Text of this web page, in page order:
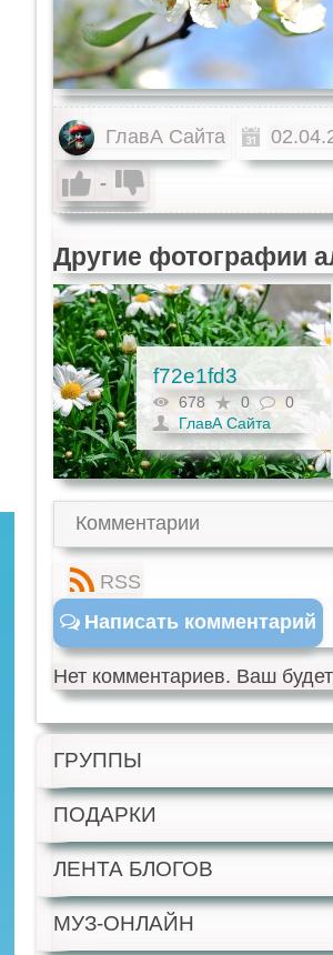
ГлавА Сайта
-
Другие фотографии
f72e1fd3
678 0
0
ГлавА Сайта
RSS
Написать комментарий
Нет комментариев. Ваш
ГРУППЫ
ПОДАРКИ
ЛЕНТА БЛОГОВ
МУЗ-ОНЛАЙН